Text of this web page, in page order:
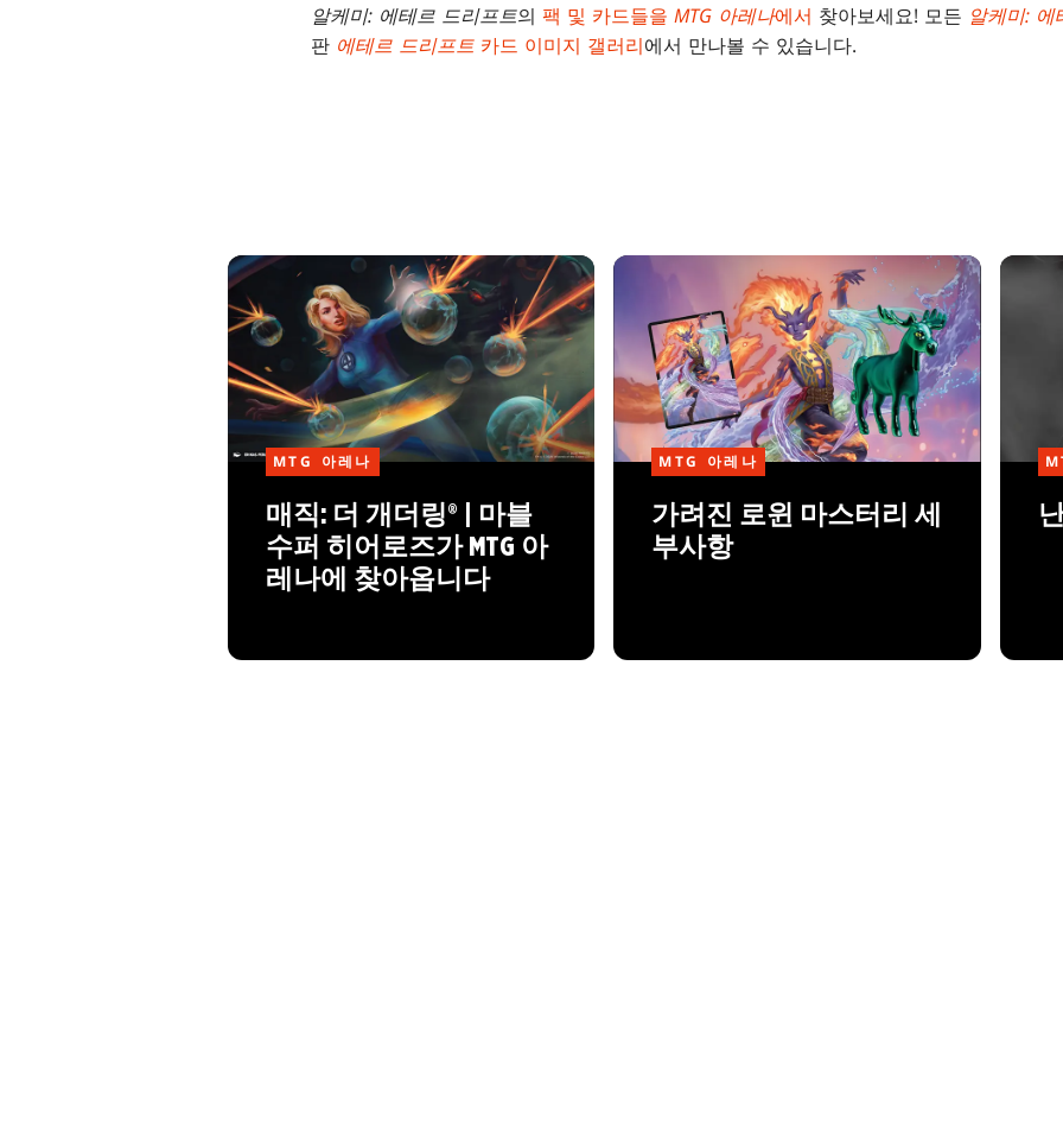
알케미: 에테르 드리프트의 팩 및 카드들을 MTG 아레나에서 찾아보세요! 모든 알케미:
판 에테르 드리프트 카드 이미지 갤러리에서 만나볼 수 있습니다.
MTG 아레나
매직: 더 개더링® | 마블
수퍼 히어로즈가 MTG 아
레나에 찾아옵니다
MTG 아레나
가려진 로윈 마스터리 세
부사항